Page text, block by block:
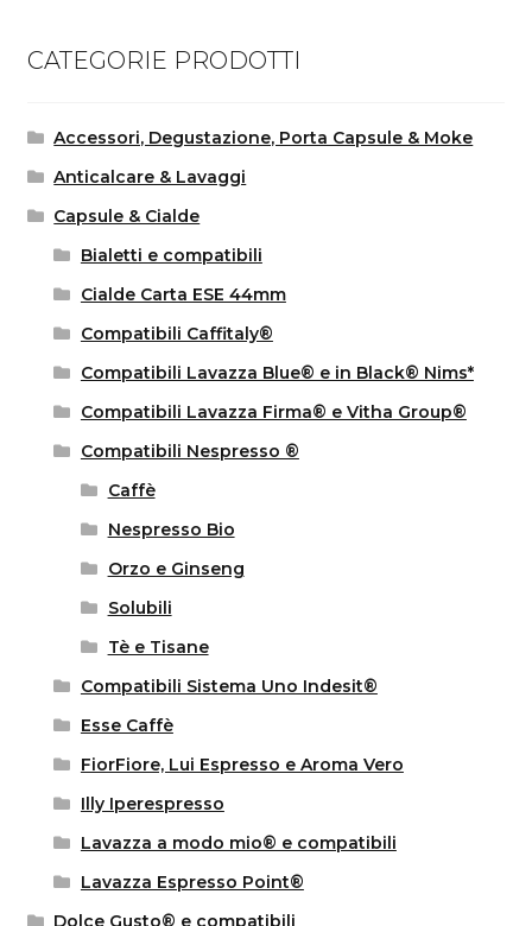
CATEGORIE PRODOTTI
Accessori, Degustazione, Porta Capsule & Moke
Anticalcare & Lavaggi
Capsule & Cialde
Bialetti e compatibili
Cialde Carta ESE 44mm
Compatibili Caffitaly®
Compatibili Lavazza Blue® e in Black® Nims*
Compatibili Lavazza Firma® e Vitha Group®
Compatibili Nespresso ®
Caffè
Nespresso Bio
Orzo e Ginseng
Solubili
Tè e Tisane
Compatibili Sistema Uno Indesit®
Esse Caffè
FiorFiore, Lui Espresso e Aroma Vero
Illy Iperespresso
Lavazza a modo mio® e compatibili
Lavazza Espresso Point®
Dolce Gusto® e compatibili